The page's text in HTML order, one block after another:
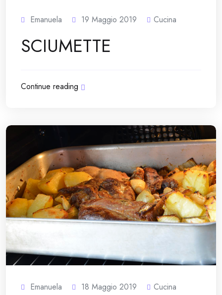
Emanuela 19 Maggio 2019 Cucina
SCIUMETTE
Continue reading
Emanuela 18 Maggio 2019 Cucina